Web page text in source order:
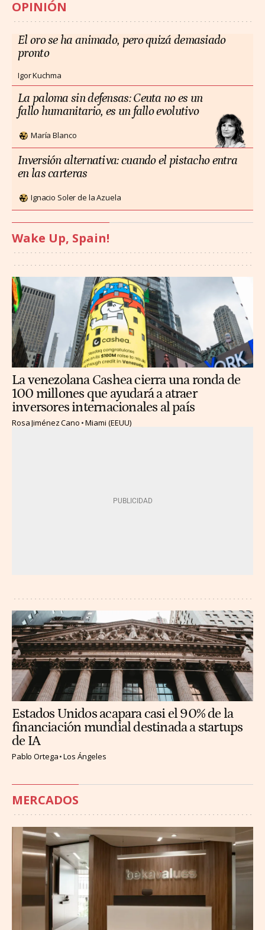
OPINIÓN
El oro se ha animado, pero quizá demasiado
pronto
Igor Kuchma
La paloma sin defensas: Ceuta no es un
fallo humanitario, es un fallo evolutivo
María Blanco
Inversión alternativa: cuando el pistacho entra
en las carteras
Ignacio Soler de la Azuela
Wake Up, Spain!
La venezolana Cashea cierra una ronda de
100 millones que ayudará a atraer
inversores internacionales al país
Rosa Jiménez Cano Miami (EEUU)
Estados Unidos acapara casi el 90% de la
financiación mundial destinada a startups
de IA
Pablo Ortega Los Ángeles
MERCADOS